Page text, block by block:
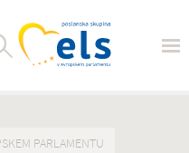
PARLAMENTU